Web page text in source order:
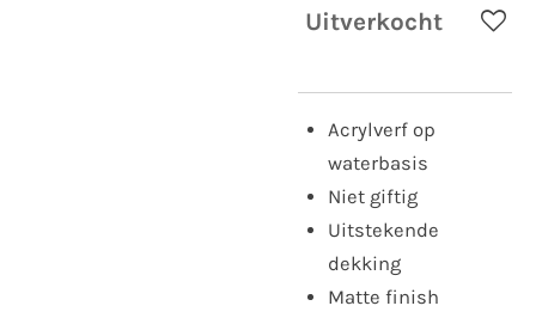
Uitverkocht
Acrylverf op
waterbasis
Niet giftig
Uitstekende
dekking
Matte finish